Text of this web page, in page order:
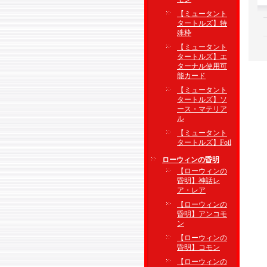
【ミュータント
タートルズ】特
殊枠
【ミュータント
タートルズ】エ
ターナル使用可
能カード
【ミュータント
タートルズ】ソ
ース・マテリア
ル
【ミュータント
タートルズ】Foil
ローウィンの昏明
【ローウィンの
昏明】神話レ
ア・レア
【ローウィンの
昏明】アンコモ
ン
【ローウィンの
昏明】コモン
【ローウィンの